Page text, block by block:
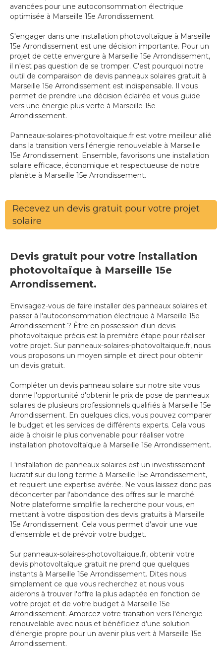
avancées pour une autoconsommation électrique
optimisée à Marseille 15e Arrondissement.
S'engager dans une installation photovoltaïque à Marseille
15e Arrondissement est une décision importante. Pour un
projet de cette envergure à Marseille 15e Arrondissement,
il n'est pas question de se tromper. C'est pourquoi notre
outil de comparaison de devis panneaux solaires gratuit à
Marseille 15e Arrondissement est indispensable. Il vous
permet de prendre une décision éclairée et vous guide
vers une énergie plus verte à Marseille 15e
Arrondissement.
Panneaux-solaires-photovoltaique.fr est votre meilleur allié
dans la transition vers l'énergie renouvelable à Marseille
15e Arrondissement. Ensemble, favorisons une installation
solaire efficace, économique et respectueuse de notre
planète à Marseille 15e Arrondissement.
Recevez un devis gratuit pour votre projet
solaire
Devis gratuit pour votre installation
photovoltaïque à Marseille 15e
Arrondissement.
Envisagez-vous de faire installer des panneaux solaires et
passer à l'autoconsommation électrique à Marseille 15e
Arrondissement ? Être en possession d'un devis
photovoltaïque précis est la première étape pour réaliser
votre projet. Sur panneaux-solaires-photovoltaique.fr, nous
vous proposons un moyen simple et direct pour obtenir
un devis gratuit.
Compléter un devis panneau solaire sur notre site vous
donne l'opportunité d'obtenir le prix de pose de panneaux
solaires de plusieurs professionnels qualifiés à Marseille 15e
Arrondissement. En quelques clics, vous pouvez comparer
le budget et les services de différents experts. Cela vous
aide à choisir le plus convenable pour réaliser votre
installation photovoltaïque à Marseille 15e Arrondissement.
L'installation de panneaux solaires est un investissement
lucratif sur du long terme à Marseille 15e Arrondissement,
et requiert une expertise avérée. Ne vous laissez donc pas
déconcerter par l'abondance des offres sur le marché.
Notre plateforme simplifie la recherche pour vous, en
mettant à votre disposition des devis gratuits à Marseille
15e Arrondissement. Cela vous permet d'avoir une vue
d'ensemble et de prévoir votre budget.
Sur panneaux-solaires-photovoltaique.fr, obtenir votre
devis photovoltaïque gratuit ne prend que quelques
instants à Marseille 15e Arrondissement. Dites nous
simplement ce que vous recherchez et nous vous
aiderons à trouver l'offre la plus adaptée en fonction de
votre projet et de votre budget à Marseille 15e
Arrondissement. Amorcez votre transition vers l'énergie
renouvelable avec nous et bénéficiez d'une solution
d'énergie propre pour un avenir plus vert à Marseille 15e
Arrondissement.